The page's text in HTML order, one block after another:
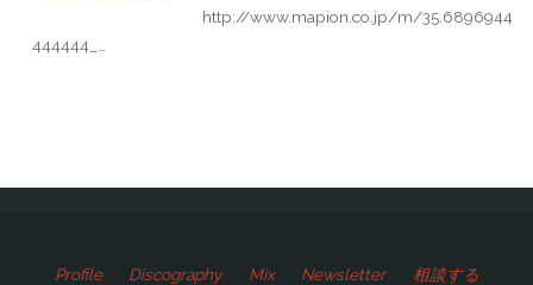
http://www.mapion.co.jp/m/35.6896944
444444_…
Profile Discography Mix Newsletter 相談する